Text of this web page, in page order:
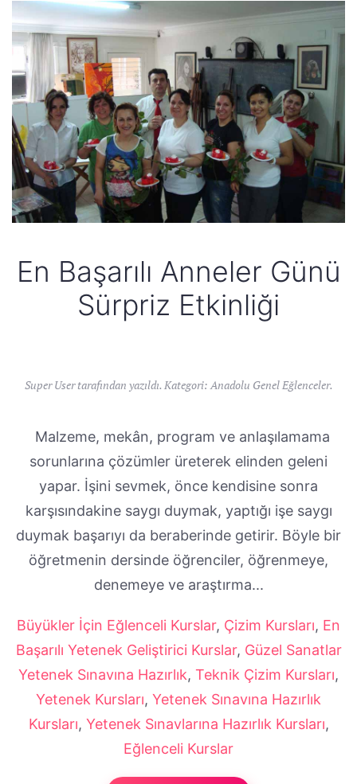
En Başarılı Anneler Günü
Sürpriz Etkinliği
Super User tarafından yazıldı. Kategori: Anadolu Genel Eğlenceler.
Malzeme, mekân, program ve anlaşılamama
sorunlarına çözümler üreterek elinden geleni
yapar. İşini sevmek, önce kendisine sonra
karşısındakine saygı duymak, yaptığı işe saygı
duymak başarıyı da beraberinde getirir. Böyle bir
öğretmenin dersinde öğrenciler, öğrenmeye,
denemeye ve araştırma...
Büyükler İçin Eğlenceli Kurslar, Çizim Kursları, En
Başarılı Yetenek Geliştirici Kurslar, Güzel Sanatlar
Yetenek Sınavına Hazırlık, Teknik Çizim Kursları,
Yetenek Kursları, Yetenek Sınavına Hazırlık
Kursları, Yetenek Sınavlarına Hazırlık Kursları,
Eğlenceli Kurslar